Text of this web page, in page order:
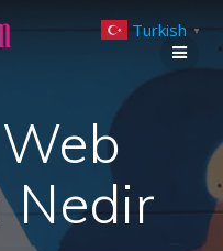
Web
Nedir
Turkish ▼